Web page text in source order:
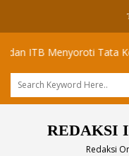
Menyoroti Tata Kelola
REDAKSI
Redaksi